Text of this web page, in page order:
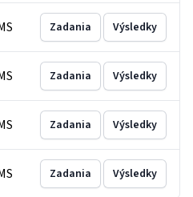
Zadania Výsledky
Zadania Výsledky
Zadania Výsledky
Zadania Výsledky